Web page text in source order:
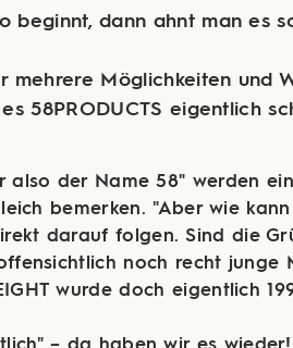
beginnt, dann ahnt man es
mehrere Möglichkeiten und
58PRODUCTS eigentlich
also der Name 58" werden
bemerken. "Aber wie
darauf folgen. Sind die
noch recht junge
wurde doch eigentlich